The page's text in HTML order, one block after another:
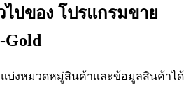
ปของ โปรแกรมขาย
แบ่งหมวดหมู่สินค้าและข้อมูลสินค้าได้